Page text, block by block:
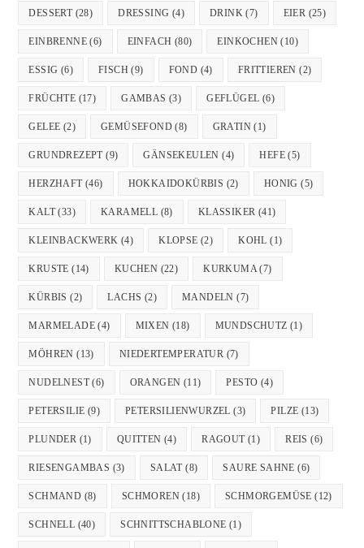
DESSERT(28) DRESSING (4) DRINK (7) EIER (25)
EINBRENNE (6) EINFACH (80) EINKOCHEN (10)
ESSIG (6) FISCH (9) FOND (4) FRITTIEREN (2)
FRÜCHTE (17) GAMBAS (3) GEFLÜGEL (6)
GELEE (2) GEMÜSEFOND (8) GRATIN (1)
GRUNDREZEPT(9) GÄNSEKEULEN (4) HEFE (5)
HERZHAFT(46) HOKKAIDOKÜRBIS (2) HONIG (5)
KALT(33) KARAMELL (8) KLASSIKER (41)
KLEINBACKWERK (4) KLOPSE (2) KOHL (1)
KRUSTE (14) KUCHEN (22) KURKUMA(7)
KÜRBIS (2) LACHS (2) MANDELN (7)
MARMELADE (4) MIXEN (18) MUNDSCHUTZ (1)
MÖHREN (13) NIEDERTEMPERATUR (7)
NUDELNEST(6) ORANGEN (11) PESTO (4)
PETERSILIE (9) PETERSILIENWURZEL (3) PILZE (13)
PLUNDER (1) QUITTEN (4) RAGOUT(1) REIS (6)
RIESENGAMBAS (3) SALAT(8) SAURE SAHNE (6)
SCHMAND (8) SCHMOREN (18) SCHMORGEMÜSE (12)
SCHNELL (40) SCHNITTSCHABLONE (1)